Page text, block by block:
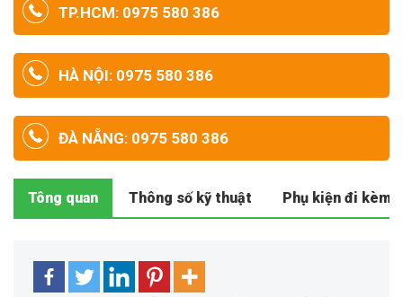
TP.HCM: 0975 580 386
HÀ NỘI: 0975 580 386
ĐÀ NẴNG: 0975 580 386
Tông quan Thông số kỹ thuật Phụ kiện đi kèm